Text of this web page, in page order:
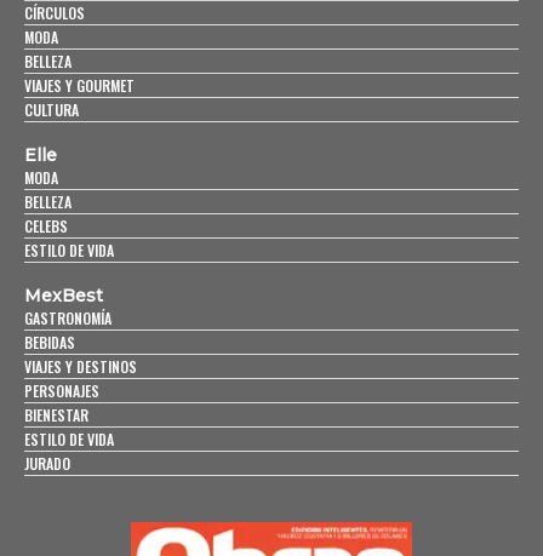
CÍRCULOS
MODA
BELLEZA
VIAJES Y GOURMET
CULTURA
Elle
MODA
BELLEZA
CELEBS
ESTILO DE VIDA
MexBest
GASTRONOMÍA
BEBIDAS
VIAJES Y DESTINOS
PERSONAJES
BIENESTAR
ESTILO DE VIDA
JURADO